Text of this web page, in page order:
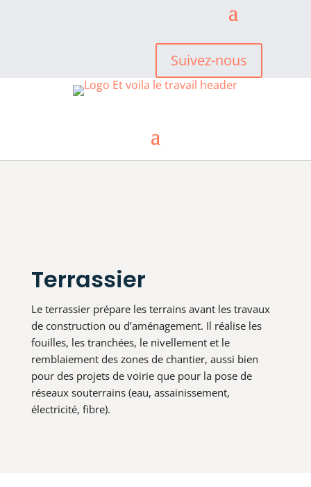
Suivez-nous
Terrassier
Le terrassier prépare les terrains avant les travaux
de construction ou d’aménagement. Il réalise les
fouilles, les tranchées, le nivellement et le
remblaiement des zones de chantier, aussi bien
pour des projets de voirie que pour la pose de
réseaux souterrains (eau, assainissement,
électricité, fibre).